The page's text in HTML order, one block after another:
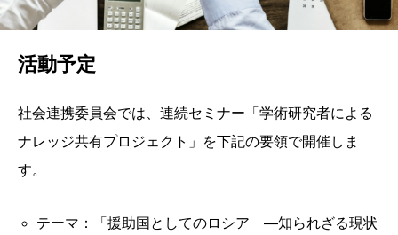
活動予定
社会連携委員会では、連続セミナー「学術研究者による
ナレッジ共有プロジェクト」を下記の要領で開催しま
す。
テーマ：「援助国としてのロシア ―知られざる現状